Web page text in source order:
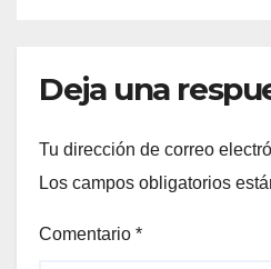
Deja una
Tu dirección de correo
Los campos obligatorios
Comentario *